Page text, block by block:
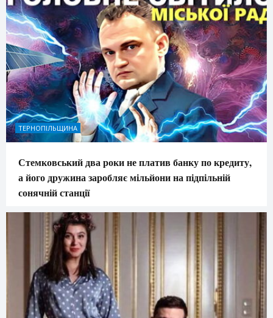
ТЕРНОПІЛЬЩИНА
Стемковський два роки не платив банку по кредиту,
а його дружина заробляє мільйони на підпільній
сонячній станції